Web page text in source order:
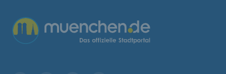
Übergreifende Links